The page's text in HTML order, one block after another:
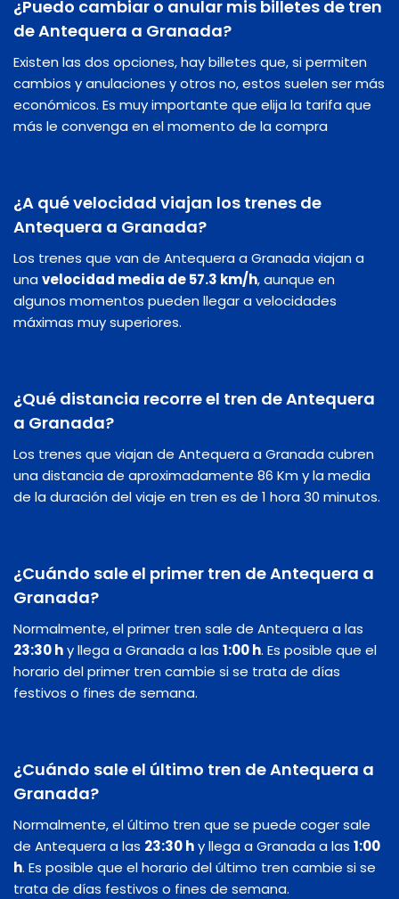
¿Puedo cambiar o anular mis billetes de tren
de Antequera a Granada?
Existen las dos opciones, hay billetes que, si permiten
cambios y anulaciones y otros no, estos suelen ser más
económicos. Es muy importante que elija la tarifa que
más le convenga en el momento de la compra
¿A qué velocidad viajan los trenes de
Antequera a Granada?
Los trenes que van de Antequera a Granada viajan a
unavelocidad media de 57.3 km/h, aunque en
algunos momentos pueden llegar a velocidades
máximas muy superiores.
¿Qué distancia recorre el tren de Antequera
a Granada?
Los trenes que viajan de Antequera a Granada cubren
una distancia de aproximadamente 86 Km y la media
de la duración del viaje en tren es de 1 hora 30 minutos.
¿Cuándo sale el primer tren de Antequera a
Granada?
Normalmente, el primer tren sale de Antequera a las
23:30 hy llega a Granada a las 1:00 h. Es posible que el
horario del primer tren cambie si se trata de días
festivos o fines de semana.
¿Cuándo sale el último tren de Antequera a
Granada?
Normalmente, el último tren que se puede coger sale
de Antequera a las 23:30 hy llega a Granada a las 1:00
h. Es posible que el horario del último tren cambie si se
trata de días festivos o fines de semana.